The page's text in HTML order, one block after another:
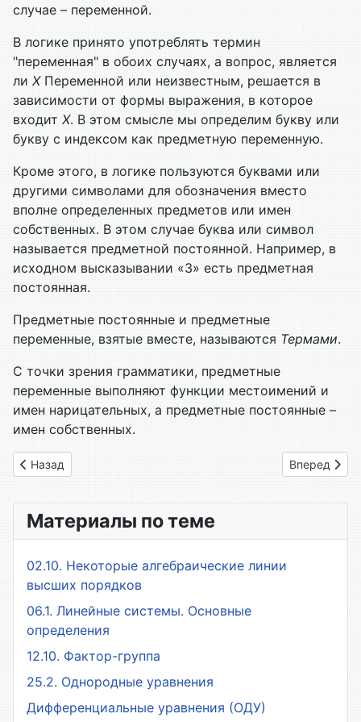
случае – пе­ременной.
В логике принято употреблять термин
"переменная" в обоих слу­чаях, а вопрос, является
ли Х Переменной или неизвестным, решается в
зависимости от формы выражения, в которое
входит Х. В этом смысле мы определим букву или
букву с индексом как предметную переменную.
Кроме этого, в логике пользуются буквами или
другими симво­лами для обозначения вместо
вполне определенных предметов или имен
собственных. В этом случае буква или символ
называется предметной постоянной. Например, в
исходном высказывании «3» есть предметная
постоянная.
Предметные постоянные и предметные
переменные, взятые вмес­те, называются Термами.
С точки зрения грамматики, предметные
переменные выполняют функции местоимений и
имен нарицательных, а предметные постоян­ные –
имен собственных.
Предыдущий: 3.10 Исчисление предикатов
Назад Следующий:
Вперед
Материалы по теме
02.10. Некоторые алгебраические линии
высших порядков
06.1. Линейные системы. Основные
определения
12.10. Фактор-группа
25.2. Однородные уравнения
Дифференциальные уравнения (ОДУ)